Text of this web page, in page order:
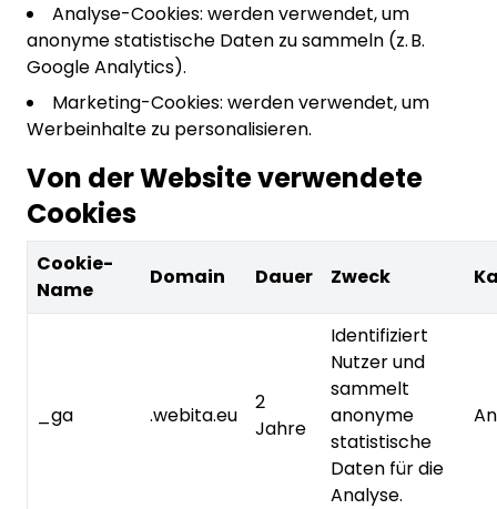
Analyse-Cookies: werden verwendet, um
anonyme statistische Daten zu sammeln (z. B.
Google Analytics).
Marketing-Cookies: werden verwendet, um
Werbeinhalte zu personalisieren.
Von der Website verwendete
Cookies
Cookie-
Name
Domain Dauer Zweck
_ga .webita.eu
2
Jahre
Identifiziert
Nutzer und
sammelt
anonyme
statistische
Daten für die
Analyse.